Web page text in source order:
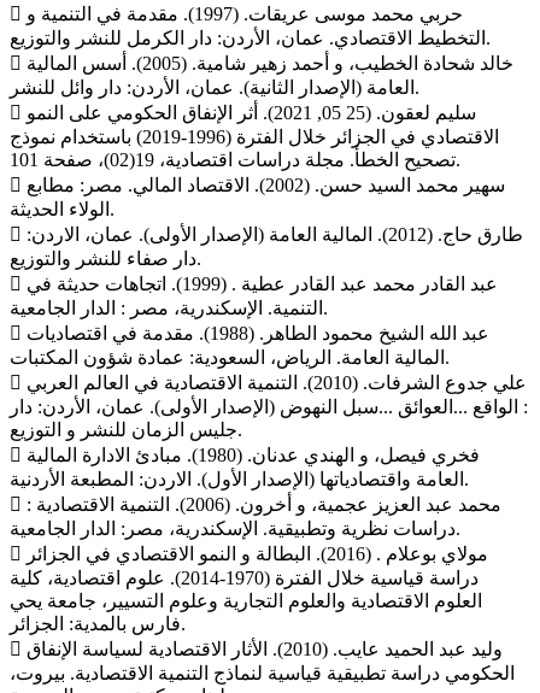
 حربي محمد موسى عريقات. (1997). مقدمة في التنمية و
التخطيط الاقتصادي. عمان، الأردن: دار الكرمل للنشر والتوزيع.
 خالد شحادة الخطيب، و أحمد زهير شامية. (2005). أسس المالية
العامة (الإصدار الثانية). عمان، الأردن: دار وائل للنشر.
 سليم لعقون. (25 05, 2021). أثر الإنفاق الحكومي على النمو
الاقتصادي في الجزائر خلال الفترة (1996-2019) باستخدام نموذج
تصحيح الخطأ. مجلة دراسات اقتصادية، 19(02)، صفحة 101.
 سهير محمد السيد حسن. (2002). الاقتصاد المالي. مصر: مطابع
الولاء الحديثة.
 طارق حاج. (2012). المالية العامة (الإصدار الأولى). عمان، الاردن:
دار صفاء للنشر والتوزيع.
 عبد القادر محمد عبد القادر عطية . (1999). اتجاهات حديثة في
التنمية. الإسكندرية، مصر : الدار الجامعية.
 عبد الله الشيخ محمود الطاهر. (1988). مقدمة في اقتصاديات
المالية العامة. الرياض، السعودية: عمادة شؤون المكتبات.
 علي جدوع الشرفات. (2010). التنمية الاقتصادية في العالم العربي
: الواقع ...العوائق ...سبل النهوض (الإصدار الأولى). عمان، الأردن: دار
جليس الزمان للنشر و التوزيع.
 فخري فيصل، و الهندي عدنان. (1980). مبادئ الادارة المالية
العامة واقتصادياتها (الإصدار الأول). الاردن: المطبعة الأردنية.
 محمد عبد العزيز عجمية، و أخرون. (2006). التنمية الاقتصادية :
دراسات نظرية وتطبيقية. الإسكندرية، مصر: الدار الجامعية.
 مولاي بوعلام . (2016). البطالة و النمو الاقتصادي في الجزائر
دراسة قياسية خلال الفترة (1970-2014). علوم اقتصادية، كلية
العلوم الاقتصادية والعلوم التجارية وعلوم التسيير، جامعة يحي
فارس بالمدية: الجزائر.
 وليد عبد الحميد عايب. (2010). الأثار الاقتصادية لسياسة الإنفاق
الحكومي دراسة تطبيقية قياسية لنماذج التنمية الاقتصادية. بيروت،